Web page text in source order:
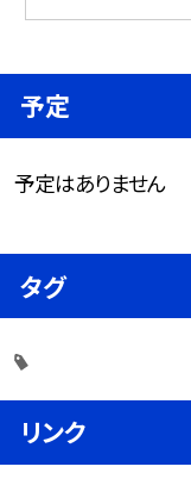
予定
予定はありません
タグ
リンク